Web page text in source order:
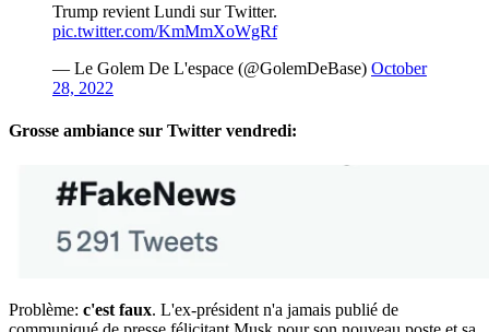
Trump revient Lundi sur Twitter.
pic.twitter.com/KmMmXoWgRf
— Le Golem De L'espace (@GolemDeBase) October
28, 2022
Grosse ambiance sur Twitter vendredi:
Problème: c'est faux. L'ex-président n'a jamais publié de